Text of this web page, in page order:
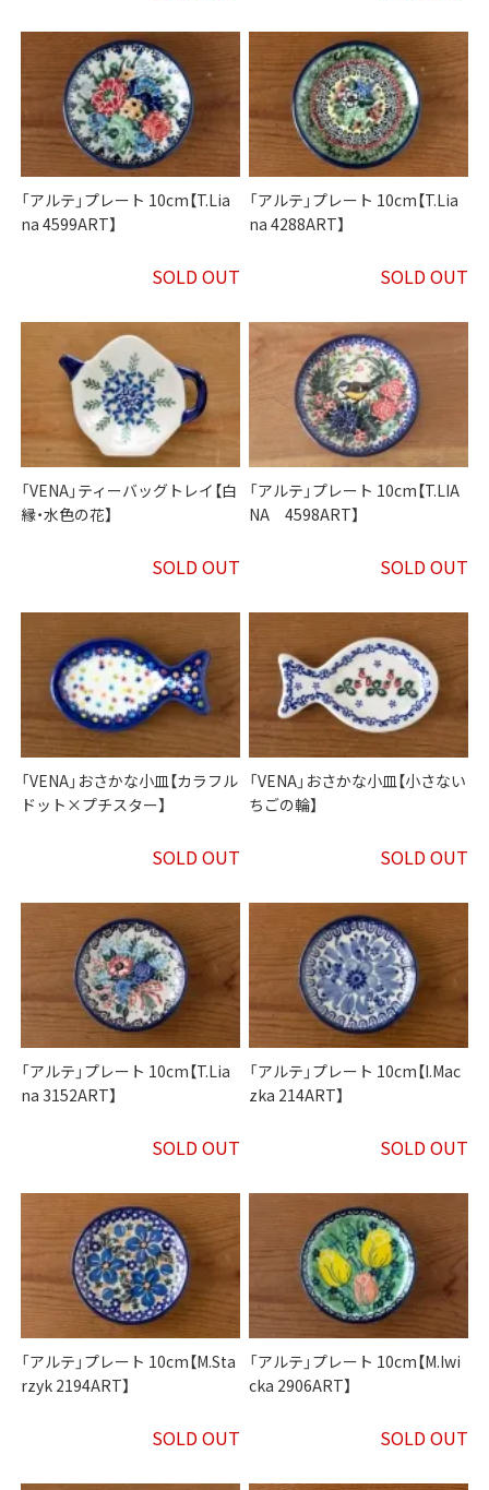
「アルテ」プレート 10cm【T.Lia
na 4599ART】
SOLD OUT
「アルテ」プレート 10cm【T.Lia
na 4288ART】
SOLD OUT
「VENA」ティーバッグトレイ【白
縁・水色の花】
SOLD OUT
「アルテ」プレート 10cm【T.LIA
NA 4598ART】
SOLD OUT
「VENA」おさかな小皿【カラフル
ドット×プチスター】
SOLD OUT
「VENA」おさかな小皿【小さない
ちごの輪】
SOLD OUT
「アルテ」プレート 10cm【T.Lia
na 3152ART】
SOLD OUT
「アルテ」プレート 10cm【I.Mac
zka 214ART】
SOLD OUT
「アルテ」プレート 10cm【M.Sta
rzyk 2194ART】
SOLD OUT
「アルテ」プレート 10cm【M.Iwi
cka 2906ART】
SOLD OUT